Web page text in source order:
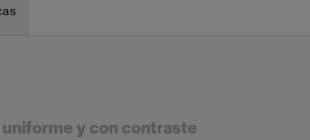
uniforme y con contraste